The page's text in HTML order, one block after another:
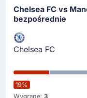
Chelsea FC vs
bezpośrednie
Chelsea FC
19%
Wygrane: 3